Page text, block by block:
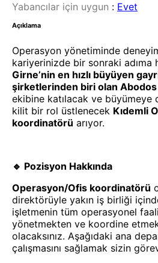
Yabancılar için uygun : Evet
Açıklama
Operasyon yönetiminde
kariyerinizde bir sonraki adıma
Girne’nin en hızlı büyüyen
şirketlerinden biri olan
ekibine katılacak ve büyümeye
kilit bir rol üstlenecek Kıdemli
koordinatörü arıyor.
🔹 Pozisyon Hakkında
Operasyon/Ofis koordinatörü
direktörüyle yakın iş birliği
işletmenin tüm operasyonel
yönetmekten ve koordine
olacaksınız. Aşağıdaki ana
çalışmasını sağlamak sizin